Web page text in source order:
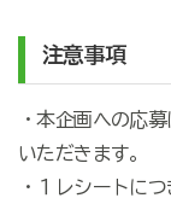
注意事項
・本企画への応
いただきます。
・１レシートに